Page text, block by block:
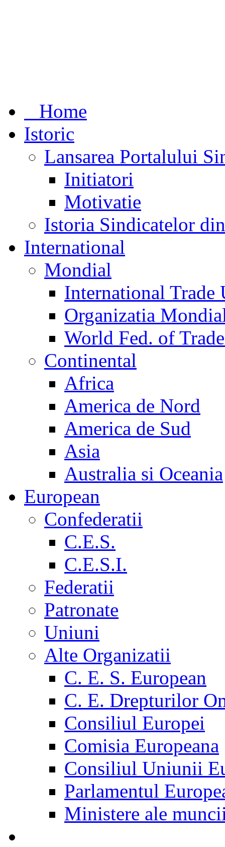
Home
Istoric
Lansarea Portalului
Initiatori
Motivatie
Istoria Sindicatelor
International
Mondial
International Trade
Organizatia
World Fed. of
Continental
Africa
America de Nord
America de Sud
Asia
Australia si Oceania
European
Confederatii
C.E.S.
C.E.S.I.
Federatii
Patronate
Uniuni
Alte Organizatii
C. E. S. European
C. E. Drepturilor
Consiliul Europei
Comisia Europeana
Consiliul Uniunii
Parlamentul
Ministere ale